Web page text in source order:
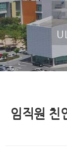
임직원 친